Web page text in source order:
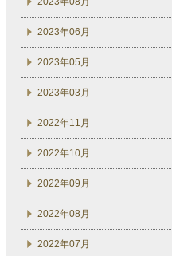
2023年06月
2023年05月
2023年03月
2022年11月
2022年10月
2022年09月
2022年08月
2022年07月